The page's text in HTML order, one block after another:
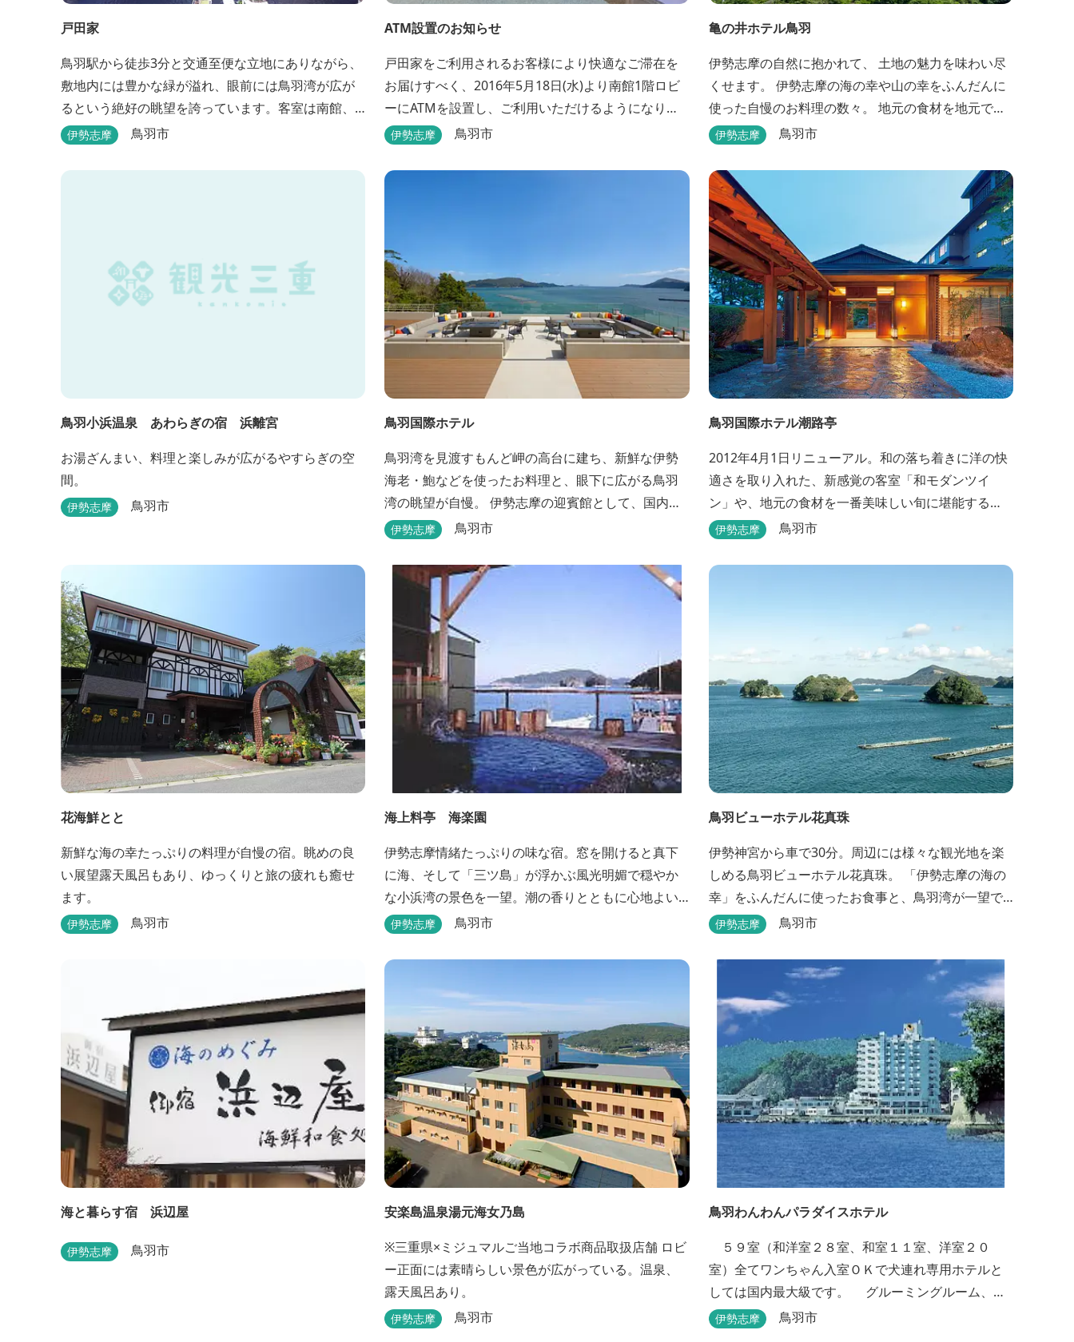
戸田家
鳥羽駅から徒歩3分と交通至便な立地にありながら、
敷地内には豊かな緑が溢れ、眼前には鳥羽湾が広が
るという絶好の眺望を誇っています。客室は南館、
嬉春亭を会わせて169室あり、各部屋からの景観の美
料理も自慢です。 旅の疲れを癒すには、男女あわ
伊勢志摩 鳥羽市
ATM設置のお知らせ
戸田家をご利用されるお客様により快適なご滞在を
お届けすべく、2016年5月18日(水)より南館1階ロビ
ーにATMを設置し、ご利用いただけるようになりま
す。 〇場所：南館1階ロビー For better
dispenser will be available at Todaya Hotel’s 1...
伊勢志摩 鳥羽市
亀の井ホテル鳥羽
伊勢志摩の自然に抱かれて、 土地の魅力を味わい尽
くせます。 伊勢志摩の海の幸や山の幸をふんだんに
使った自慢のお料理の数々。 地元の食材を地元で味
わうのは、 旅の醍醐味のひとつです。 鳥羽湾の潮風
屋。 行き交うフェリーをのんびり眺めて、 日常をち
ょっと忘れるひと時をお過ごしください。
伊勢志摩 鳥羽市
鳥羽小浜温泉 あわらぎの宿 浜離宮
お湯ざんまい、料理と楽しみが広がるやすらぎの空
間。
伊勢志摩 鳥羽市
鳥羽国際ホテル
鳥羽湾を見渡すもんど岬の高台に建ち、新鮮な伊勢
海老・鮑などを使ったお料理と、眼下に広がる鳥羽
湾の眺望が自慢。 伊勢志摩の迎賓館として、国内外
の賓客を数多くお迎えしている伝統と格式のあるホ
ラウンジアクセス付の新客室「オーシャンビュース
イート・クラブ」が誕生！ エントランスやフロン
ト、ザ・ロビーラウンジ、パールオーシャンテラ...
伊勢志摩 鳥羽市
鳥羽国際ホテル潮路亭
2012年4月1日リニューアル。和の落ち着きに洋の快
適さを取り入れた、新感覚の客室「和モダンツイ
ン」や、地元の食材を一番美味しい旬に堪能する
「プライベートダイニング」、更にはミキモト コス
「パールオーロラ風呂」が誕生。
伊勢志摩 鳥羽市
花海鮮とと
新鮮な海の幸たっぷりの料理が自慢の宿。眺めの良
い展望露天風呂もあり、ゆっくりと旅の疲れも癒せ
ます。
伊勢志摩 鳥羽市
海上料亭 海楽園
伊勢志摩情緒たっぷりの味な宿。窓を開けると真下
に海、そして「三ツ島」が浮かぶ風光明媚で穏やか
な小浜湾の景色を一望。潮の香りとともに心地よい
波の音の中ゆったりお寛ぎ下さい。窓を開け浴衣姿
り」は当館ならではの名物。（貸しざお／エサ付要
予約） 海水温泉露天風呂は貸切もできます。また、
季節により食べ放題プランもあるのでお問い合わせ
ください。
伊勢志摩 鳥羽市
鳥羽ビューホテル花真珠
伊勢神宮から車で30分。周辺には様々な観光地を楽
しめる鳥羽ビューホテル花真珠。 「伊勢志摩の海の
幸」をふんだんに使ったお食事と、鳥羽湾が一望で
きる「美肌の湯」、2022年にリニューアルされた客
年リニューアルした過ごしやすいお部屋で、親子3世
代で楽しめるお部屋になっております。 全室オーシ
ャンビューで雄大な鳥羽湾を一望でき、日頃の疲...
伊勢志摩 鳥羽市
海と暮らす宿 浜辺屋
伊勢志摩 鳥羽市
安楽島温泉湯元海女乃島
※三重県×ミジュマルご当地コラボ商品取扱店舗 ロビ
ー正面には素晴らしい景色が広がっている。温泉、
露天風呂あり。
伊勢志摩 鳥羽市
鳥羽わんわんパラダイスホテル
５９室（和洋室２８室、和室１１室、洋室２０
室）全てワンちゃん入室ＯＫで犬連れ専用ホテルと
しては国内最大級です。 グルーミングルーム、プ
ール、モーターボート等ワンちゃんと楽しむ施設も
伊勢志摩 鳥羽市